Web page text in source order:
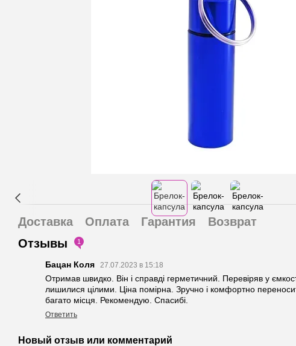
Доставка Оплата Гарантия
Возврат
Отзывы
1
Бацан Коля 27.07.2023 в 15:18
Отримав швидко. Він і справді герметичний. Перевіряв у
лишилися цілими. Ціна помірна. Зручно і комфортно
багато місця. Рекомендую. Спасибі.
Ответить
Новый отзыв или комментарий